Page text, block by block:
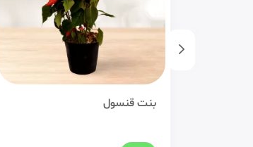
گل لیندا